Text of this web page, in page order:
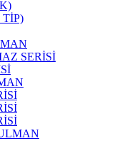
TİP)
SERİSİ